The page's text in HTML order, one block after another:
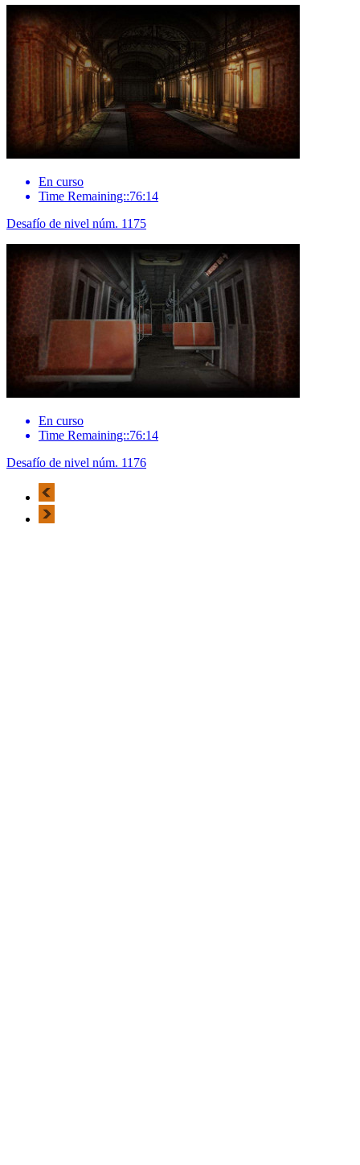
En curso
Time Remaining::76:14
Desafío de nivel núm. 1175
En curso
Time Remaining::76:14
Desafío de nivel núm. 1176